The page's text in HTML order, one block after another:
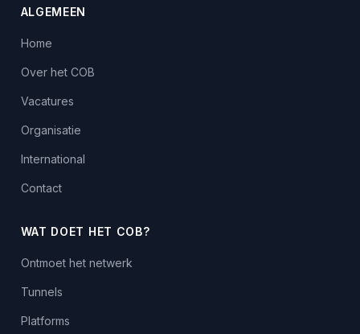
ALGEMEEN
Home
Over het COB
Vacatures
Organisatie
International
Contact
WAT DOET HET COB?
Ontmoet het netwerk
Tunnels
Platforms